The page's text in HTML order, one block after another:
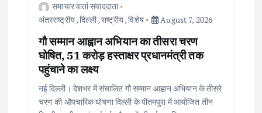
समाचार वार्ता संवाददाता
अंतरराष्ट्रीय,दिल्ली,राष्ट्रीय,विशेष August 7, 2026
गौ सम्मान आह्वान अभियान का तीसरा चरण
घोषित, 51 करोड़ हस्ताक्षर प्रधानमंत्री तक
पहुंचाने का लक्ष्य
नई दिल्ली। देशभर में संचालित गौ सम्मान आह्वान अभियान के तीसरे
चरण की औपचारिक घोषणा दिल्ली के पीतमपुरा में आयोजित तीन